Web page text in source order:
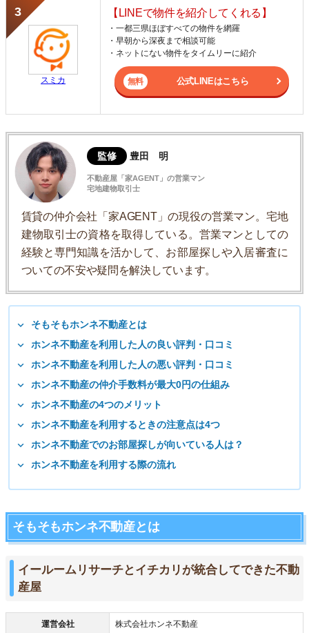
スミカ
【LINEで物件を紹介してくれる】
・一都三県ほぼすべての物件を網羅
・早朝から深夜まで相談可能
・ネットにない物件をタイムリーに紹介
公式LINEはこちら
監修 豊田 明
不動産屋「家AGENT」の営業マン
宅地建物取引士
賃貸の仲介会社「家AGENT」の現役の営業マン。宅地
建物取引士の資格を取得している。営業マンとしての
経験と専門知識を活かして、お部屋探しや入居審査に
ついての不安や疑問を解決しています。
そもそもホンネ不動産とは
ホンネ不動産を利用した人の良い評判・口コミ
ホンネ不動産を利用した人の悪い評判・口コミ
ホンネ不動産の仲介手数料が最大0円の仕組み
ホンネ不動産の4つのメリット
ホンネ不動産を利用するときの注意点は4つ
ホンネ不動産でのお部屋探しが向いている人は？
ホンネ不動産を利用する際の流れ
そもそもホンネ不動産とは
イールームリサーチとイチカリが統合してできた不動
産屋
運営会社 株式会社ホンネ不動産